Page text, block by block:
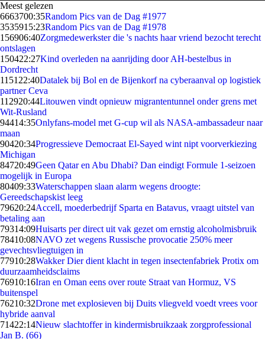
Meest gelezen
6663700:35Random Pics van de Dag #1977
3535915:23Random Pics van de Dag #1978
156906:40Zorgmedewerkster die 's nachts haar vriend bezocht terecht
ontslagen
150422:27Kind overleden na aanrijding door AH-bestelbus in
Dordrecht
1151 22:40Datalek bij Bol en de Bijenkorf na cyberaanval op logistiek
partner Ceva
112920:44Litouwen vindt opnieuw migrantentunnel onder grens met
Wit-Rusland
94414:35Onlyfans-model met G-cup wil als NASA-ambassadeur naar
maan
90420:34Progressieve Democraat El-Sayed wint nipt voorverkiezing
Michigan
84720:49Geen Qatar en Abu Dhabi? Dan eindigt Formule 1-seizoen
mogelijk in Europa
80409:33Waterschappen slaan alarm wegens droogte:
Gereedschapskist leeg
79620:24Accell, moederbedrijf Sparta en Batavus, vraagt uitstel van
betaling aan
79314:09Huisarts per direct uit vak gezet om ernstig alcoholmisbruik
78410:08NAVO zet wegens Russische provocatie 250% meer
gevechtsvliegtuigen in
77910:28Wakker Dier dient klacht in tegen insectenfabriek Protix om
duurzaamheidsclaims
76910:16Iran en Oman eens over route Straat van Hormuz, VS
buitenspel
76210:32Drone met explosieven bij Duits vliegveld voedt vrees voor
hybride aanval
71422:14Nieuw slachtoffer in kindermisbruikzaak zorgprofessional
Jan B. (66)